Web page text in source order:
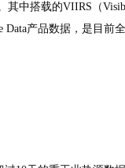
其中搭载的VIIRS（
产品数据，是目前